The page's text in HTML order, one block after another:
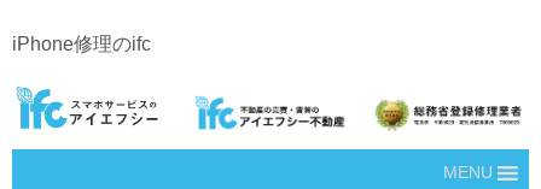
iPhone修理のifc
MENU